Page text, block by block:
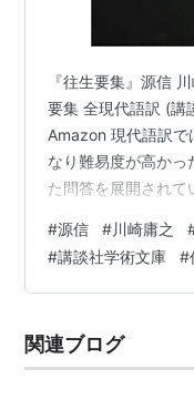
『往生要集』源信
要集 全現代語訳 (講
Amazon 現代語訳
なり難易度が高かっ
た問答を展開されて
行かれたことなんだ
ば地獄と思っていた
った書だった。 本
一つに頷くことがあ
感じで字面を追う
#源信 #川崎庸之
#講談社学術文庫 #
関連ブログ